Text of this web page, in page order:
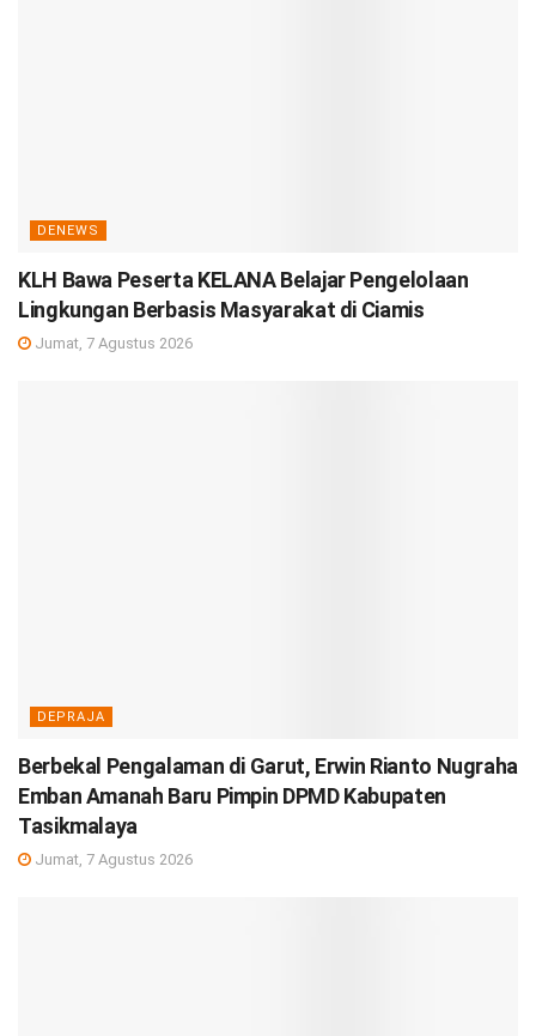
DENEWS
KLH Bawa Peserta KELANA Belajar Pengelolaan
Lingkungan Berbasis Masyarakat di Ciamis
Jumat, 7 Agustus 2026
DEPRAJA
Berbekal Pengalaman di Garut, Erwin Rianto Nugraha
Emban Amanah Baru Pimpin DPMD Kabupaten
Tasikmalaya
Jumat, 7 Agustus 2026